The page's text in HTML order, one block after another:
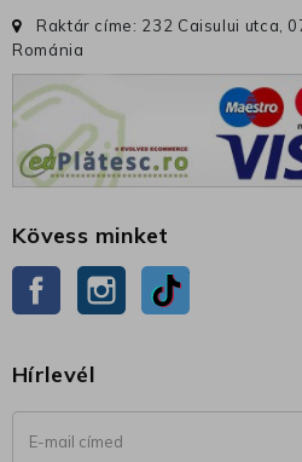
Raktár címe: 232 Caisului utca,
Románia
Kövess minket
Facebook Instagram
Hírlevél